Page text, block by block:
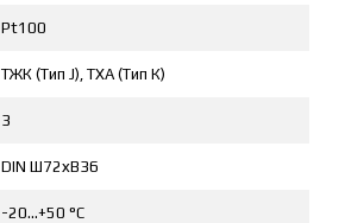
Pt100
TЖК (Тип J), TХА (Тип К)
3
DIN Ш72хВ36
-20...+50 °С